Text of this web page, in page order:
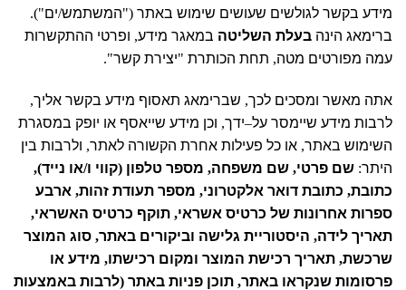
מידע בקשר לגולשים שעושים שימוש באתר ("המשתמש/ים").
ברימאג הינה בעלת השליטה במאגר מידע, ופרטי ההתקשרות
עמה מפורטים מטה, תחת הכותרת "יצירת קשר".
אתה מאשר ומסכים לכך, שברימאג תאסוף מידע בקשר אליך,
לרבות מידע שיימסר על–ידך, וכן מידע שייאסף או יופק במסגרת
השימוש באתר, או כל פעילות אחרת הקשורה לאתר, ולרבות בין
היתר: שם פרטי, שם משפחה, מספר טלפון (קווי ו/או נייד),
כתובת, כתובת דואר אלקטרוני, מספר תעודת זהות, ארבע
ספרות אחרונות של כרטיס אשראי, תוקף כרטיס האשראי,
תאריך לידה, היסטוריית גלישה וביקורים באתר, סוג המוצר
שרכשת, תאריך רכישת המוצר ומקום רכישתו, מידע או
פרסומות שנקראו באתר, תוכן פניות באתר (לרבות באמצעות